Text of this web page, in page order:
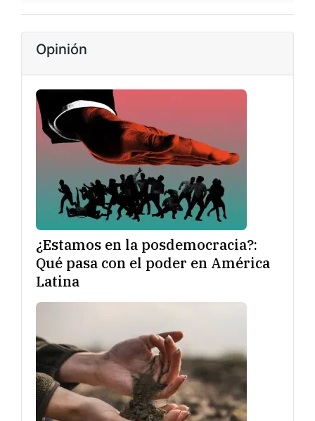
Opinión
¿Estamos en la posdemocracia?:
Qué pasa con el poder en América
Latina